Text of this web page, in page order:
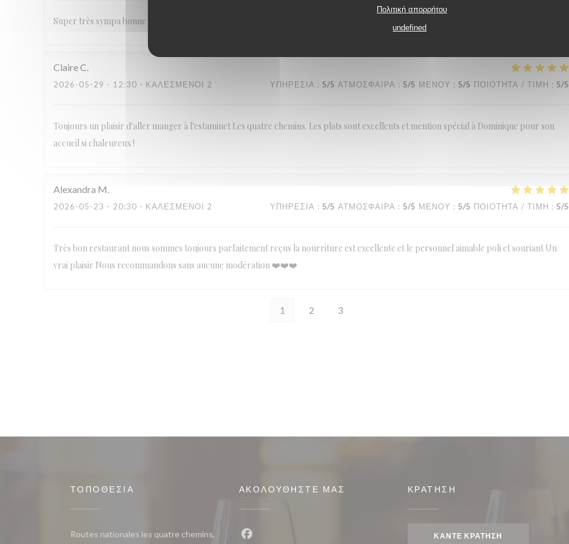
Πολιτική απορρήτου
undefined
Super très sympa bonne cuisine a refaire
ClaireC
2026-05-29 - 12:30 - ΚΑΛΕΣΜΈΝΟΙ 2 ΥΠΗΡΕΣΊΑ : 5/5 ΑΤΜΌΣΦΑΙΡΑ : 5/5 ΜΕΝΟΎ : 5/5 ΠΟΙΌΤΗΤΑ / ΤΙΜΉ : 5/5
Toujours un plaisir d'aller manger à l'estaminet Les quatre chemins. Les plats sont excellents et mention spécial à Dominique pour son
accueil si chaleureux !
Alexandra M
2026-05-23 - 20:30 - ΚΑΛΕΣΜΈΝΟΙ 2 ΥΠΗΡΕΣΊΑ : 5/5 ΑΤΜΌΣΦΑΙΡΑ : 5/5 ΜΕΝΟΎ : 5/5 ΠΟΙΌΤΗΤΑ / ΤΙΜΉ : 5/5
Très bon restaurant nous sommes toujours parfaitement reçus la nourriture est excellente et le personnel aimable poli et souriant Un
vrai plaisir Nous recommandons sans aucune modération ❤️❤️❤️
1 2 3
ΤΟΠΟΘΕΣΊΑ
Routes nationales les quatre chemins,
ΑΚΟΛΟΥΘΉΣΤΕ ΜΑΣ ΚΡΆΤΗΣΗ
ΚΆΝΤΕ ΚΡΆΤΗΣΗ